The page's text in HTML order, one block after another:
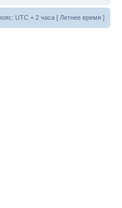
UTC + 2 часа [ Летнее время ]